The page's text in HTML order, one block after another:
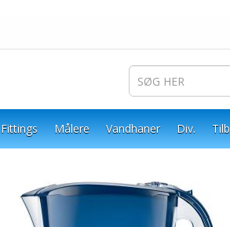
Fittings Målere Vandhaner Div.